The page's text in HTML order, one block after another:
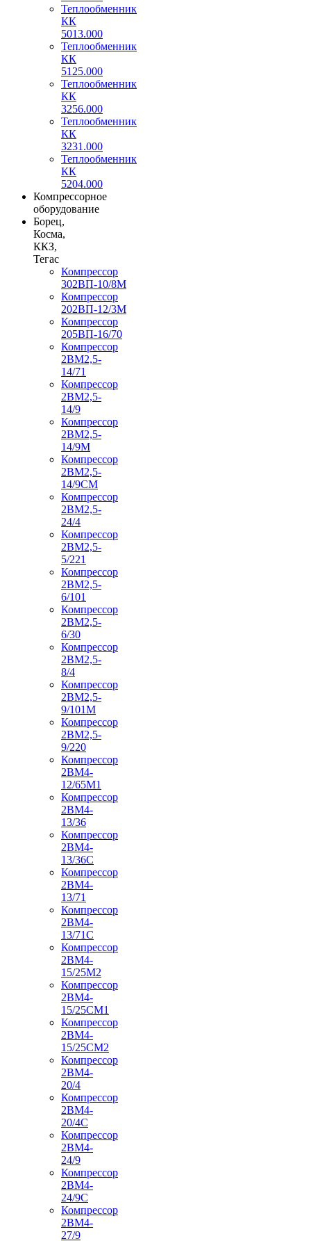
Теплообменник
КК
5013.000
Теплообменник
КК
5125.000
Теплообменник
КК
3256.000
Теплообменник
КК
3231.000
Теплообменник
КК
5204.000
Компрессорное
оборудование
Борец,
Косма,
ККЗ,
Тегас
Компрессор
302ВП-10/8М
Компрессор
202ВП-12/3М
Компрессор
205ВП-16/70
Компрессор
2ВМ2,5-
14/71
Компрессор
2ВМ2,5-
14/9
Компрессор
2ВМ2,5-
14/9М
Компрессор
2ВМ2,5-
14/9СМ
Компрессор
2ВМ2,5-
24/4
Компрессор
2ВМ2,5-
5/221
Компрессор
2ВМ2,5-
6/101
Компрессор
2ВМ2,5-
6/30
Компрессор
2ВМ2,5-
8/4
Компрессор
2ВМ2,5-
9/101М
Компрессор
2ВМ2,5-
9/220
Компрессор
2ВМ4-
12/65М1
Компрессор
2ВМ4-
13/36
Компрессор
2ВМ4-
13/36С
Компрессор
2ВМ4-
13/71
Компрессор
2ВМ4-
13/71С
Компрессор
2ВМ4-
15/25М2
Компрессор
2ВМ4-
15/25СМ1
Компрессор
2ВМ4-
15/25СМ2
Компрессор
2ВМ4-
20/4
Компрессор
2ВМ4-
20/4С
Компрессор
2ВМ4-
24/9
Компрессор
2ВМ4-
24/9С
Компрессор
2ВМ4-
27/9